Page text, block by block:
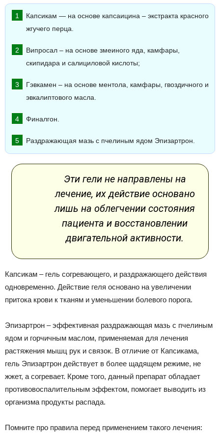
Капсикам — на основе капсаицина – экстракта красного
жгучего перца.
Випросал – на основе змеиного яда, камфары,
скипидара и салициловой кислоты;
Гэвкамен – на основе ментола, камфары, гвоздичного и
эвкалиптового масла.
Финалгон.
Раздражающая мазь с пчелиным ядом Эпизартрон.
Эти гели не направлены на
лечение, их действие основано
лишь на облегчении состояния
пациента и восстановлении
двигательной активности.
Капсикам – гель согревающего, и раздражающего действия
одновременно. Действие геля основано на увеличении
притока крови к тканям и уменьшении болевого порога.
Эпизартрон – эффективная раздражающая мазь с пчелиным
ядом и горчичным маслом, применяемая для лечения
растяжения мышц рук и связок. В отличие от Капсикама,
гель Эпизартрон действует в более щадящем режиме, не
жжет, а согревает. Кроме того, данный препарат обладает
противовоспалительным эффектом, помогает выводить из
организма продукты распада.
Помните про правила перед применением такого лечения: